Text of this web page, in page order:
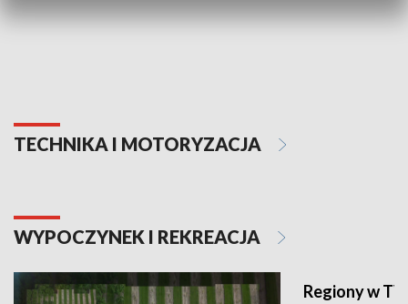
TECHNIKA I MOTORYZACJA
WYPOCZYNEK I REKREACJA
Regiony w